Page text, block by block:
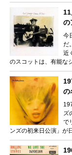
の
今
だ
近
のスコットは、有能な
の
ズ
で
ンズの初来日公演」が